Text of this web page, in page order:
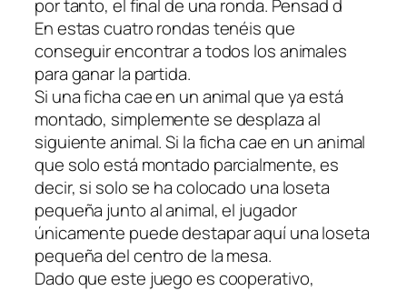
por tanto, el final de una ronda. Pensad d
En estas cuatro rondas tenéis que
conseguir encontrar a todos los animales
para ganar la partida.
Si una ficha cae en un animal que ya está
montado, simplemente se desplaza al
siguiente animal. Si la ficha cae en un animal
que solo está montado parcialmente, es
decir, si solo se ha colocado una loseta
pequeña junto al animal, el jugador
únicamente puede destapar aquí una loseta
pequeña del centro de la mesa.
Dado que este juego es cooperativo,